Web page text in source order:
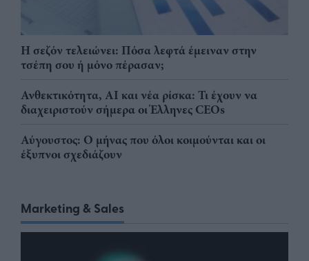
Η σεζόν τελειώνει: Πόσα λεφτά έμειναν στην
τσέπη σου ή μόνο πέρασαν;
Ανθεκτικότητα, AI και νέα ρίσκα: Τι έχουν να
διαχειριστούν σήμερα οι Έλληνες CEOs
Αύγουστος: Ο μήνας που όλοι κοιμούνται και οι
έξυπνοι σχεδιάζουν
Marketing & Sales